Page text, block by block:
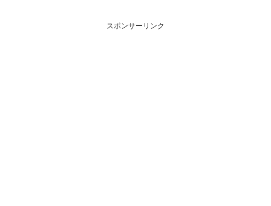
スポンサーリンク